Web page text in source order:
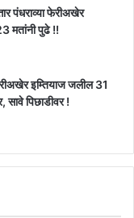
पंधराव्या फेरीअखेर
मतांनी पुढे !!
इम्तियाज जलील 31
पिछाडीवर !